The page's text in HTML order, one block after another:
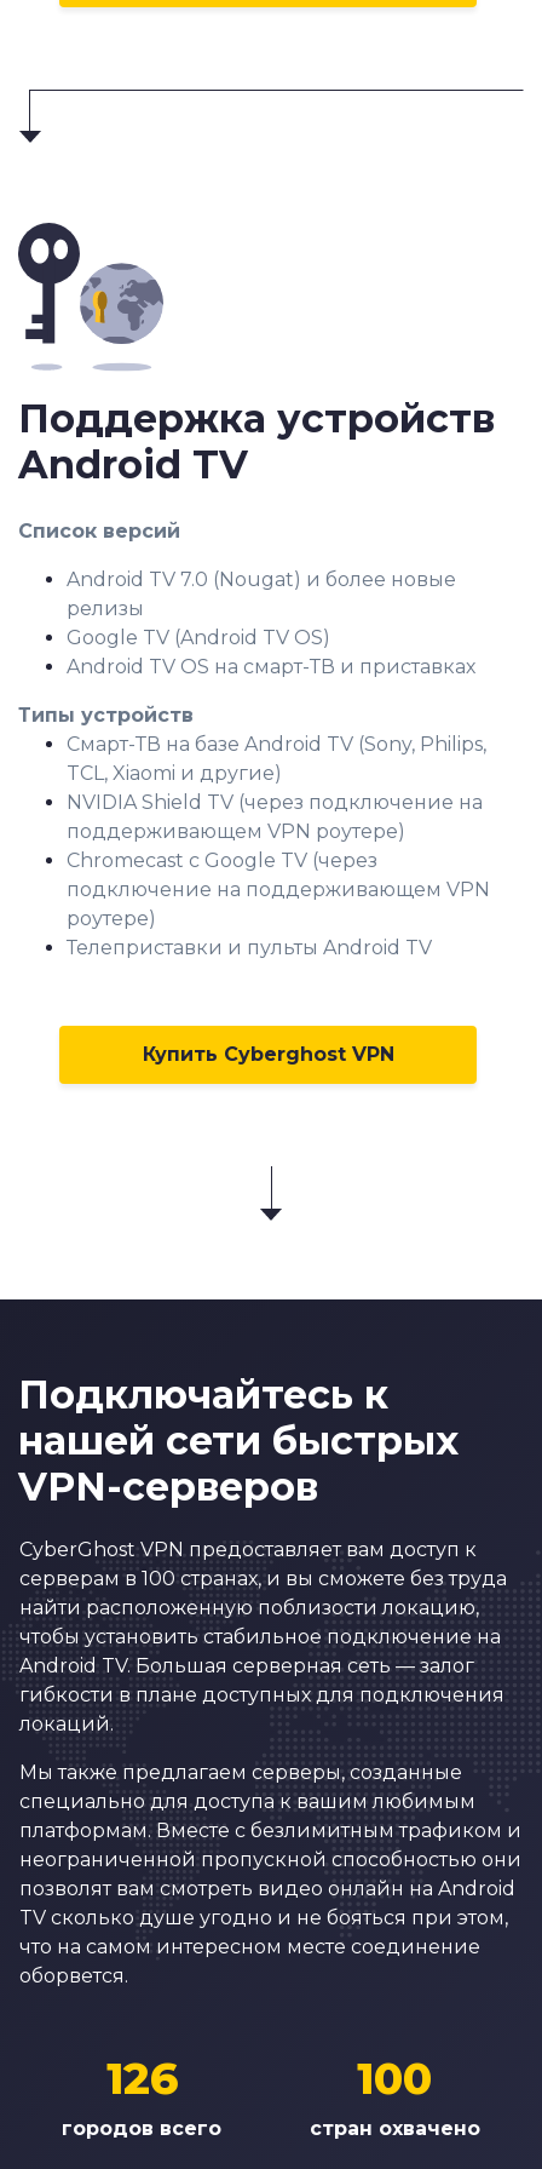
Поддержка устройств
Android TV
Список версий
Android TV 7.0 (Nougat) и более новые
релизы
Google TV (Android TV OS)
Android TV OS на смарт-ТВ и приставках
Типы устройств
Смарт-ТВ на базе Android TV (Sony, Philips,
TCL, Xiaomi и другие)
NVIDIA Shield TV (через подключение на
поддерживающем VPN роутере)
Chromecast с Google TV (через
подключение на поддерживающем VPN
роутере)
Телеприставки и пульты Android TV
Купить Cyberghost VPN
Подключайтесь к
нашей сети быстрых
VPN-серверов
CyberGhost VPN предоставляет вам доступ к
серверам в 100 странах, и вы сможете без труда
найти расположенную поблизости локацию,
чтобы установить стабильное подключение на
Android TV. Большая серверная сеть — залог
гибкости в плане доступных для подключения
локаций.
Мы также предлагаем серверы, созданные
специально для доступа к вашим любимым
платформам. Вместе с безлимитным трафиком и
неограниченной пропускной способностью они
позволят вам смотреть видео онлайн на Android
TV сколько душе угодно и не бояться при этом,
что на самом интересном месте соединение
оборвется.
городов всего
126
стран охвачено
100